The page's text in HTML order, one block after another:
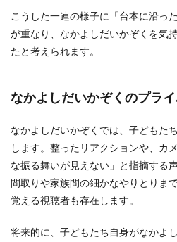
こうした一連の様子に「台本に沿っ
が重なり、なかよしだいかぞくを気
たと考えられます。
なかよしだいかぞくのプラ
なかよしだいかぞくでは、子どもた
します。整ったリアクションや、カ
な振る舞いが見えない」と指摘する
間取りや家族間の細かなやりとりま
覚える視聴者も存在します。
将来的に、子どもたち自身がなかよ